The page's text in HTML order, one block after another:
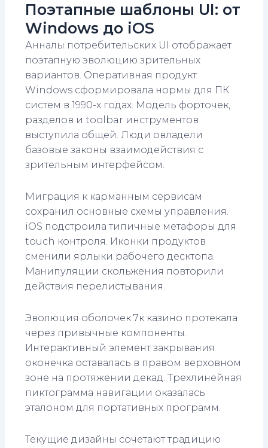
Поэтапные шаблоны UI: от
Windows до iOS
Анналы потребительских UI отображает
поэтапную эволюцию зрительных
вариантов. Оперативная продукт
Windows сформировала нормы для ПК
систем в 1990-х годах. Модель форточек,
разделов и toolbar инструментов
выступила общей. Люди овладели
базовые законы взаимодействия с
зрительным интерфейсом.
Миграция к карманным сервисам
сохранил основные схемы управления.
iOS подстроила типичные метафоры для
touch контроля. Иконки продуктов
сменили ярлыки рабочего десктопа.
Манипуляции скольжения повторили
действия перелистывания.
Эволюция оболочек 7к казино протекала
через привычные компоненты.
Интерактивный элемент закрывания
оконечка оставалась в правом верховном
зоне на протяжении декад. Трехлинейная
пиктограмма навигации оказалась
эталоном для портативных программ.
Текущие дизайны сочетают традицию